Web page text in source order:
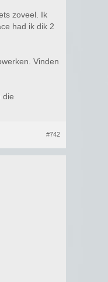
zoveel. Ik
had ik dik 2
Vinden
die
#742